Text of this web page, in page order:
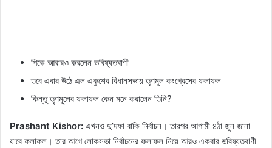
পিকে আবারও করলেন ভবিষ্যতবাণী
তবে এবার উঠে এল একুশের বিধানসভায় তৃণমূল কংগ্রেসের ফলাফল
কিন্তু তৃণমূলের ফলাফল কেন মনে করালেন তিনি?
Prashant Kishor: এখনও দু’দফা বাকি নির্বাচন। তারপর আগামী ৪ঠা জুন জানা
যাবে ফলাফল। তার আগে লোকসভা নির্বাচনের ফলাফল নিয়ে আরও একবার ভবিষ্যতবাণী